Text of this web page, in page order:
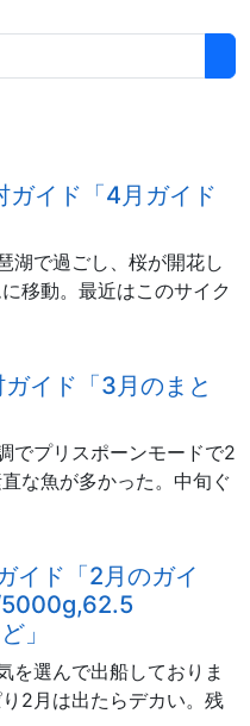
イド「4月ガイド
湖で過ごし、桜が開花し
移動。最近はこのサイク
イド「3月のまと
でプリスポーンモードで2
な魚が多かった。中旬ぐ
イド「2月のガイ
5000g,62.5
」
を選んで出船しておりま
2月は出たらデカい。残